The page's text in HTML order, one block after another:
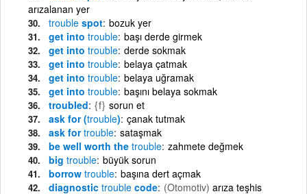
arızalanan yer
trouble spot bozuk yer
get into trouble başı derde girmek
get into trouble derde sokmak
get into trouble belaya çatmak
get into trouble belaya uğramak
get into trouble başını belaya sokmak
troubled {f} sorun et
ask for (trouble) çanak tutmak
ask fortrouble sataşmak
be well worth the trouble zahmete değmek
big trouble büyük sorun
borrow trouble başına dert açmak
diagnostic trouble code (Otomotiv) arıza teşhis